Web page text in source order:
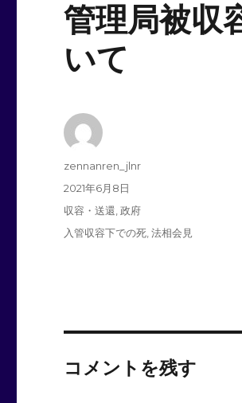
管理局被収
いて
投
zennanren_jlnr
投
稿
2021年6月8日
カ
テ
収容・送還 ,政府
タ
入管収容下での死 ,法相会見
コメントを残す